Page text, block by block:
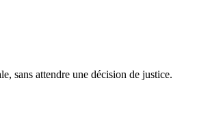
sans attendre une décision de justice.